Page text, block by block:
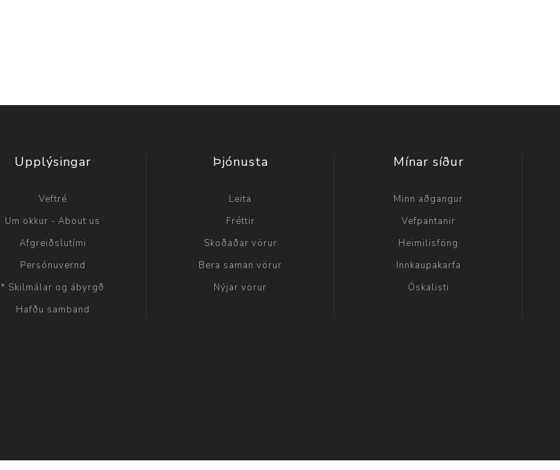
Upplýsingar
Veftré
Um okkur - About us
Afgreiðslutími
Persónuvernd
* Skilmálar og ábyrgð
Hafðu samband
Þjónusta
Leita
Fréttir
Skoðaðar vörur
Bera saman vörur
Nýjar vörur
Mínar síður
Minn aðgangur
Vefpantanir
Heimilisföng
Innkaupakarfa
Óskalisti